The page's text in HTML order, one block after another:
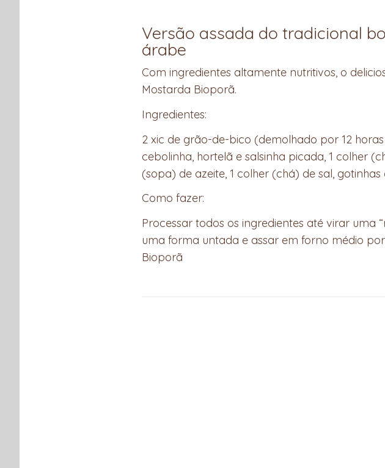
Versão assada do tradicional
árabe
Com ingredientes altamente nutritivos, o
Mostarda Bioporã.
Ingredientes:
2 xic de grão-de-bico (demolhado por 12
cebolinha, hortelã e salsinha picada, 1 colher
(sopa) de azeite, 1 colher (chá) de sal,
Como fazer:
Processar todos os ingredientes até virar uma
uma forma untada e assar em forno médio
Bioporã